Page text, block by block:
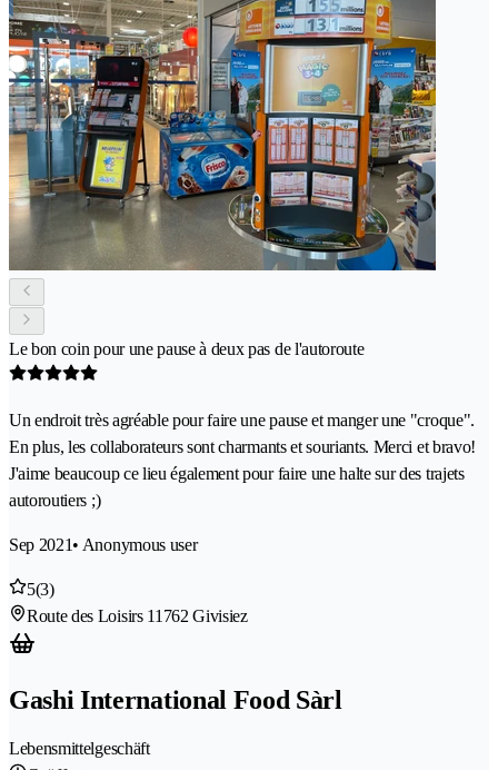
Le bon coin pour une pause à deux pas de l'autoroute
Un endroit très agréable pour faire une pause et manger une "croque".
En plus, les collaborateurs sont charmants et souriants. Merci et bravo!
J'aime beaucoup ce lieu également pour faire une halte sur des trajets
autoroutiers ;)
Sep 2021• Anonymous user
5(3)
Route des Loisirs 11762 Givisiez
Gashi International Food Sàrl
Lebensmittelgeschäft